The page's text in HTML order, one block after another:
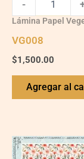
-
Lámina Papel
VG008
$1,500.00
Agregar al
VG003
quantity